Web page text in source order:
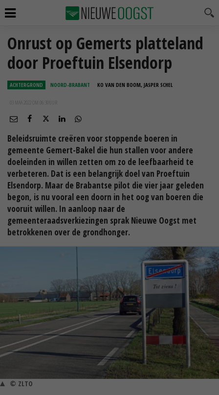
Onrust op Gemerts platteland
door Proeftuin Elsendorp
ACHTERGROND NOORD-BRABANT KO VAN DEN BOOM, JASPER SCHEL
03 MAA 2022 OM 06:30
Beleidsruimte creëren voor stoppende boeren in
gemeente Gemert-Bakel die hun stallen voor andere
doeleinden in willen zetten om zo de leefbaarheid te
verbeteren. Dat is een belangrijk doel van Proeftuin
Elsendorp. Maar de Brabantse pilot die vier jaar geleden
begon, is nu vooral een doorn in het oog van boeren die
vooruit willen. In aanloop naar de
gemeenteraadsverkiezingen sprak Nieuwe Oogst met
betrokkenen over de grondhonger.
© ZLTO